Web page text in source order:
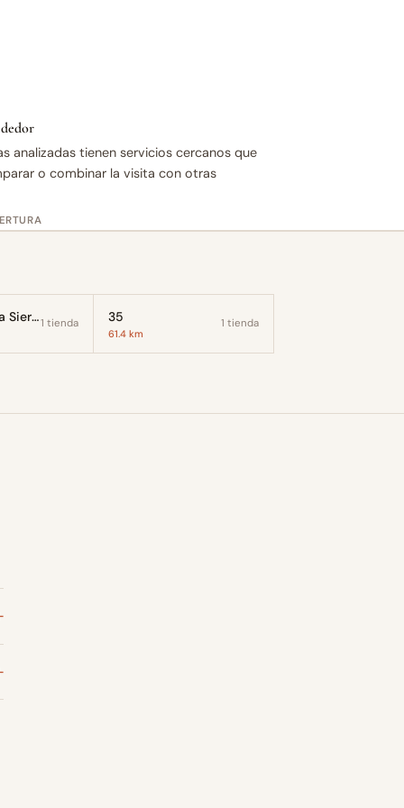
analizadas tienen servicios cercanos que
o combinar la visita con otras
Duruelo de la Sierra1 tienda 35
61.4 km
1 tienda